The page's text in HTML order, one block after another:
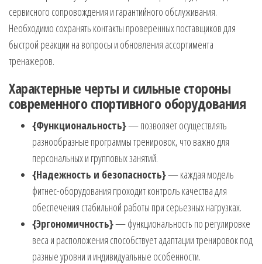
сервисного сопровождения и гарантийного обслуживания.
Необходимо сохранять контакты проверенных поставщиков для
быстрой реакции на вопросы и обновления ассортимента
тренажеров.
Характерные черты и сильные стороны
современного спортивного оборудования
{Функциональность}— позволяет осуществлять
разнообразные программы тренировок, что важно для
персональных и групповых занятий.
{Надежность и безопасность}— каждая модель
фитнес-оборудования проходит контроль качества для
обеспечения стабильной работы при серьезных нагрузках.
{Эргономичность}— функциональность по регулировке
веса и расположения способствует адаптации тренировок под
разные уровни и индивидуальные особенности.